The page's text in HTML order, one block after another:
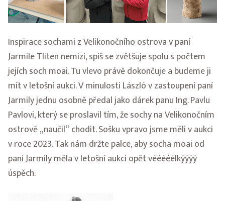
Inspirace sochami z Velikonočního ostrova v paní
Jarmile Tliten nemizí, spíš se zvětšuje spolu s počtem
jejích soch moai. Tu vlevo právě dokončuje a budeme ji
mít v letošní aukci. V minulosti László v zastoupení paní
Jarmily jednu osobně předal jako dárek panu Ing. Pavlu
Pavlovi, který se proslavil tím, že sochy na Velikonočním
ostrově „naučil“ chodit. Sošku vpravo jsme měli v aukci
v roce 2023. Tak nám držte palce, aby socha moai od
paní Jarmily měla v letošní aukci opět vééééélkýýýý
úspěch.